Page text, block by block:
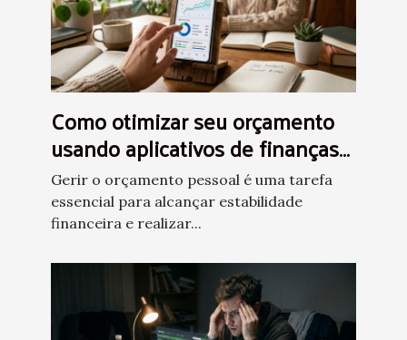
Como otimizar seu orçamento
usando aplicativos de finanças
pessoais?
Gerir o orçamento pessoal é uma tarefa
essencial para alcançar estabilidade
financeira e realizar...